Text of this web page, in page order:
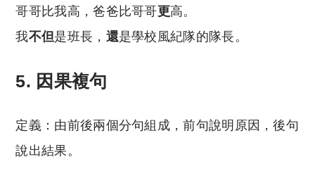
哥哥比我高，爸爸比哥哥更高。
我不但是班長， 還是學校風紀隊的隊長。
5. 因果複句
定義：由前後兩個分句組成，前句說明原因，後句
說出結果。